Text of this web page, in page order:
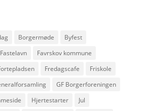
Borgermøde
Byfest
Fastelavn
Favrskov kommune
Fredagscafe
Friskole
GF Borgerforeningen
Hjertestarter
Jul